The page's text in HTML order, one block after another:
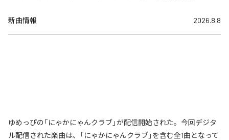
新曲情報 2026.8.8
ゆめっぴの「にゃかにゃんクラブ」が配信開始された。今回デジタ
ル配信された楽曲は、「にゃかにゃんクラブ」を含む全1曲となって